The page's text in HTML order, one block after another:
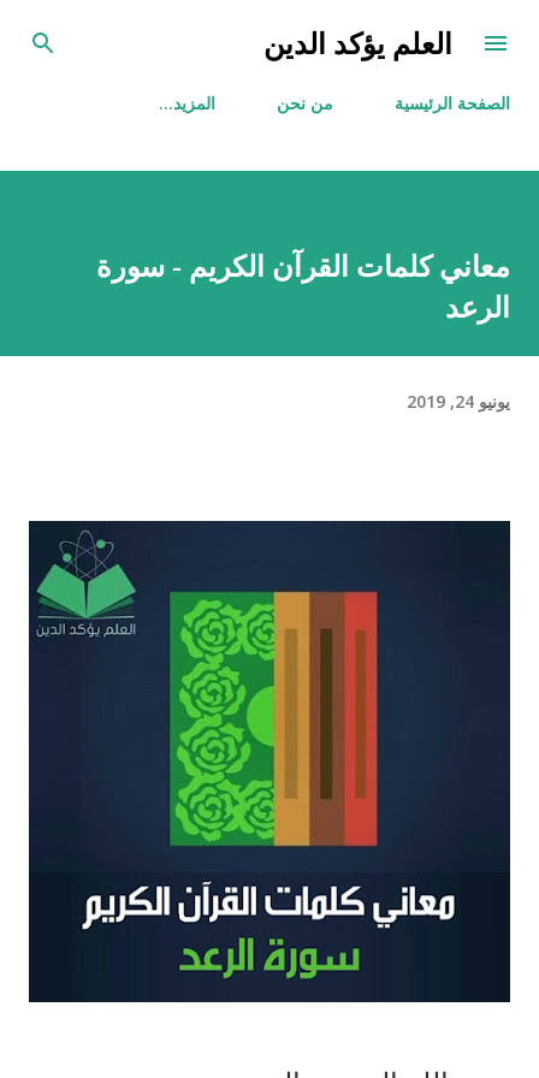
التخطي إلى المحتوى الرئيسي
العلم يؤكد الدين
الصفحة الرئيسية من نحن ‏المزيد…
معاني كلمات القرآن الكريم - سورة
الرعد
يونيو 24, 2019